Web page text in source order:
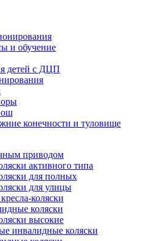
и обучение
детей с ДЦП
конечности и туловище
приводом
активного типа
для полных
для улицы
коляски
коляски
высокие
инвалидные коляски